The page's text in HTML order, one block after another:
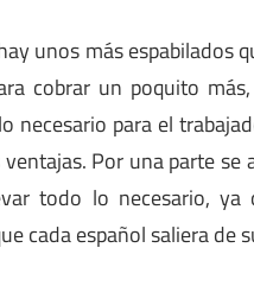
unos más espabilados
cobrar un poquito
necesario para el
Por una parte
todo lo necesario,
cada español saliera de